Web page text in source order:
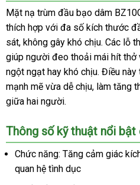
Mặt nạ trùm đầu bạo dâm
thích hợp với đa số kích thước
sát, không gây khó chịu. Các lỗ
giúp người đeo thoải mái hít thở
ngột ngạt hay khó chịu. Điều
mạnh mẽ vừa dễ chịu, làm tăng
giữa hai người.
Thông số kỹ thuật nổi bật
Chức năng: Tăng cảm giác
quan hệ tình dục